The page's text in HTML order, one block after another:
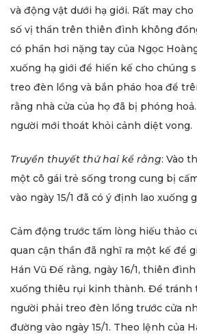
và động vật dưới hạ giới. Rất may
số vị thần trên thiên đình không
có phần hơi nặng tay của Ngọc
xuống hạ giới để hiến kế cho chúng
treo đèn lồng và bắn pháo hoa để
rằng nhà cửa của họ đã bị phóng
người mới thoát khỏi cảnh diệt vong.
Truyền thuyết thứ hai kể rằng: Vào
một cô gái trẻ sống trong cung bị
vào ngày 15/1 đã có ý định lao xuống
Cảm động trước tấm lòng hiếu thảo
quan cận thần đã nghĩ ra một kế để
Hán Vũ Đế rằng, ngày 16/1, thiên
xuống thiêu rụi kinh thành. Để tránh
người phải treo đèn lồng trước cửa
đường vào ngày 15/1. Theo lệnh của